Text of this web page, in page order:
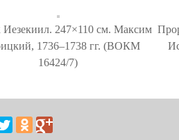
247×110 см. Максим
1736–1738 гг. (ВОКМ
16424/7)